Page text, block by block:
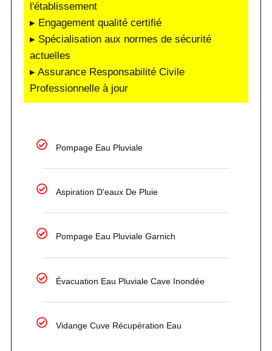
l'établissement
▸ Engagement qualité certifié
▸ Spécialisation aux normes de sécurité
actuelles
▸ Assurance Responsabilité Civile
Professionnelle à jour
Pompage Eau Pluviale
Aspiration D'eaux De Pluie
Pompage Eau Pluviale Garnich
Évacuation Eau Pluviale Cave Inondée
Vidange Cuve Récupération Eau